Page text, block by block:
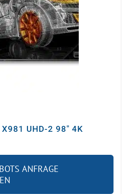
UHD-2 98″ 4K
ANFRAGE